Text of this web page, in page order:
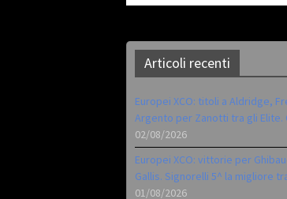
Articoli recenti
Europei XCO: titoli a Aldridge,
Argento per Zanotti tra gli Elite.
02/08/2026
Europei XCO: vittorie per
Gallis. Signorelli 5^ la migliore
01/08/2026